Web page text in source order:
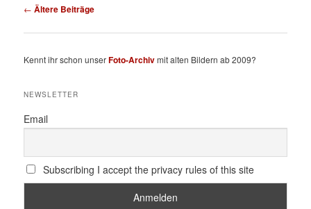
Beitragsnavigation
← Ältere Beiträge
Kennt ihr schon unserFoto-Archivmit alten Bildern ab 2009?
NEWSLETTER
Email
Subscribing I accept the privacy rules of this site